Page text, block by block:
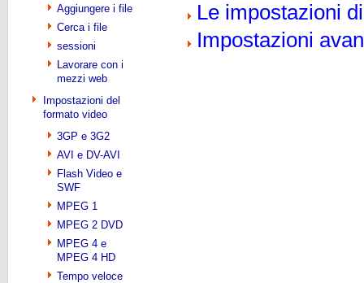
Aggiungere i file
Cerca i file
sessioni
Lavorare con i
mezzi web
Impostazioni del
formato video
3GP e 3G2
AVI e DV-AVI
Flash Video e
SWF
MPEG 1
MPEG 2 DVD
MPEG 4 e
MPEG 4 HD
Tempo veloce
Le impostazioni
Impostazioni